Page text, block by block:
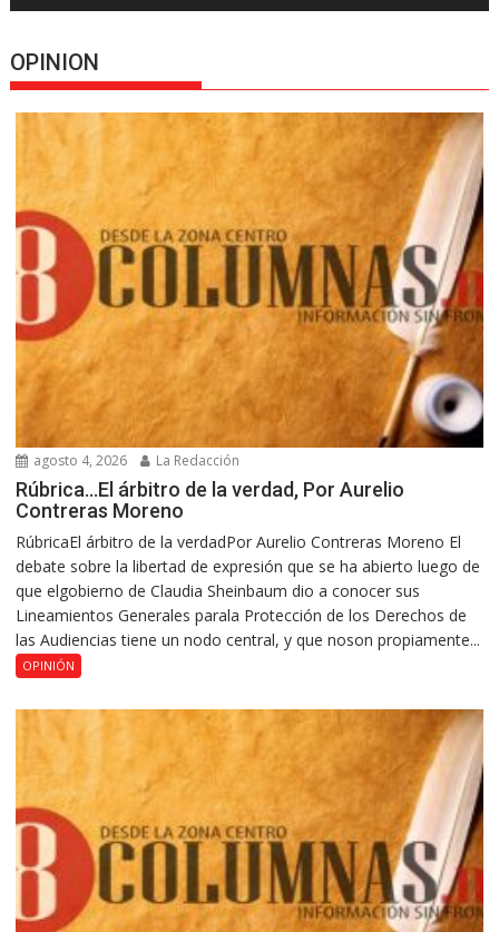
OPINION
agosto 4, 2026 La Redacción
Rúbrica…El árbitro de la verdad, Por Aurelio
Contreras Moreno
RúbricaEl árbitro de la verdadPor Aurelio Contreras Moreno El
debate sobre la libertad de expresión que se ha abierto luego de
que elgobierno de Claudia Sheinbaum dio a conocer sus
Lineamientos Generales parala Protección de los Derechos de
las Audiencias tiene un nodo central, y que noson propiamente...
OPINIÓN